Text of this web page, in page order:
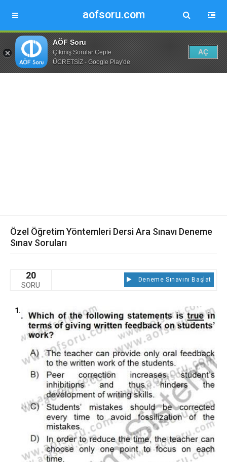
aofsoru.com
AÖF Soru
Çıkmış Sorular Cepte
ÜCRETSİZ - Google Play'de
AÇ
Özel Öğretim Yöntemleri Dersi Ara Sınavı Deneme
Sınav Soruları
20
SORU
Deneme Sınavını Başlat
1.